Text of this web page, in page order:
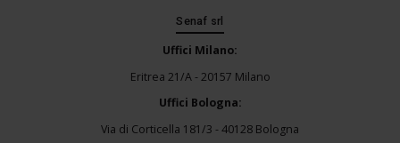
Senaf srl
Uffici Milano:
Eritrea 21/A - 20157 Milano
Uffici Bologna:
Via di Corticella 181/3 - 40128 Bologna